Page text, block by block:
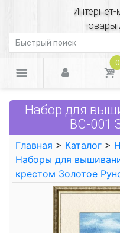
Интернет-
товары
0
Набор для
ВС-001
Главная > Каталог >
Наборы для
крестом Золотое